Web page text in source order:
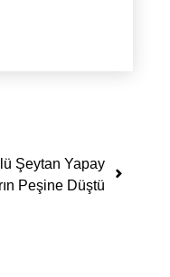
Şeytan Yapay
Peşine Düştü